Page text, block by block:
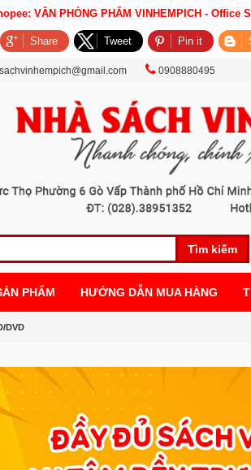
0908880495
Tìm kiếm
PHẨM HƯỚNG DẪN MUA HÀNG
DVD
VĂN PHÒNG PHẨM VINHEMPICH -
Share Tweet Pin it